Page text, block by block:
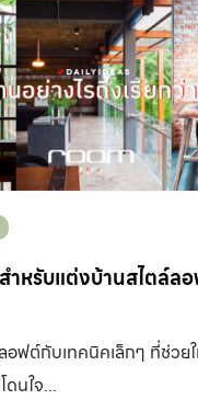
ำหรับแต่งบ้านสไตล์ล
ลอฟต์กับเทคนิคเล็กๆ ที่ช่ว
ดนใจ...